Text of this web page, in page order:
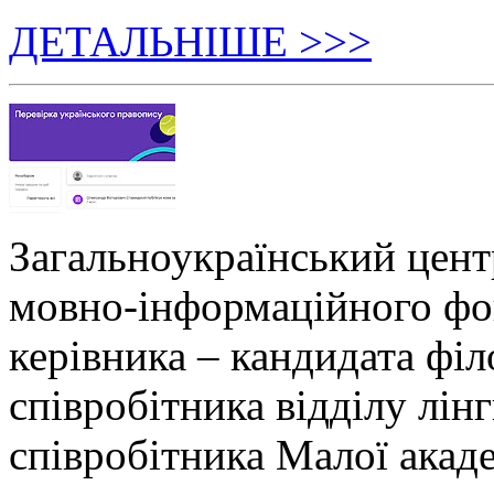
ДЕТАЛЬНІШЕ >>>
Загальноукраїнський
мовно-інформаційного
керівника – кандидата
співробітника відділу
співробітника Малої